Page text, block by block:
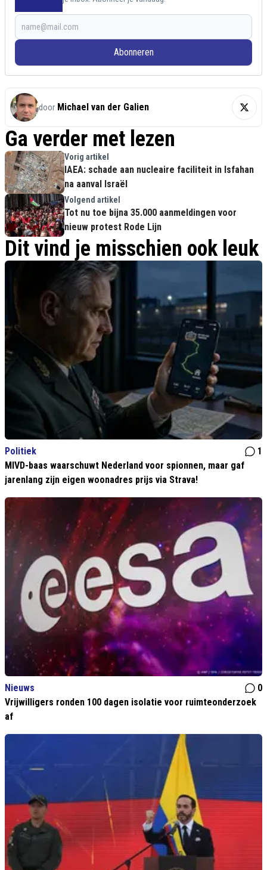
Abonneren
door Michael van der Galien
Ga verder met lezen
Vorig artikel
IAEA: schade aan nucleaire faciliteit in Isfahan
na aanval Israël
Volgend artikel
Tot nu toe bijna 35.000 aanmeldingen voor
nieuw protest Rode Lijn
Dit vind je misschien ook leuk
Politiek
1
MIVD-baas waarschuwt Nederland voor spionnen, maar gaf
jarenlang zijn eigen woonadres prijs via Strava!
Nieuws
0
Vrijwilligers ronden 100 dagen isolatie voor ruimteonderzoek
af